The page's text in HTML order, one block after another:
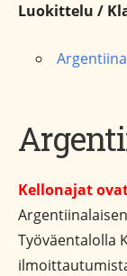
Luokittelu /
Kellonajat
Työväentalolla